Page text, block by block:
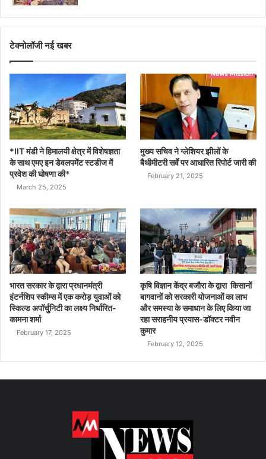
टेक्नोलॉजी नई खबर
*IIT मंडी ने हिमालयी क्षेत्र में विशेषज्ञता
के साथ एमए इन डेवलपमेंट स्टडीज में
प्रवेश की घोषणा की*
March 25, 2025
मुख्य सचिव ने ग्लेशियर झीलों के
बैथीमीटरी सर्वे पर आधारित रिपोर्ट जारी की
February 21, 2025
भारत सरकार के द्वारा प्रधानमंत्री
इंटर्नशिप स्कीम्स में एक करोड़ युवाओं को
स्किल्ड अपॉर्चुनिटी का लक्ष्य निर्धारित-
कामना शर्मा
February 17, 2025
कृषि विज्ञान केंद्र बजौरा के द्वारा किसानों
बागवानों को सरकारी योजनाओं का लाभ
और समस्या के समाधान के लिए किया जा
रहा सराहनीय प्रयास-डॉक्टर नवीन
कुमार
February 12, 2025